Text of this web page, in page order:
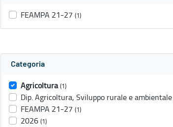
FEAMPA 21-27 (1)
Categoria
Agricoltura (1)
Dip. Agricoltura, Sviluppo rurale e ambientale
FEAMPA 21-27 (1)
2026 (1)